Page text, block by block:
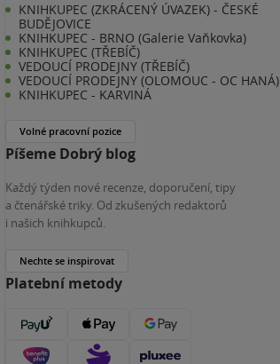
KNIHKUPEC (ZKRÁCENÝ ÚVAZEK) - ČESKÉ
BUDĚJOVICE
KNIHKUPEC - BRNO (Galerie Vaňkovka)
KNIHKUPEC (TŘEBÍČ)
VEDOUCÍ PRODEJNY (TŘEBÍČ)
VEDOUCÍ PRODEJNY (OLOMOUC - OC HANÁ)
KNIHKUPEC - KARVINÁ
Volné pracovní pozice
Píšeme Dobrý blog
Každý týden nové recenze, doporučení, tipy
a čtenářské triky. Od zkušených redaktorů
i našich knihkupců.
Nechte se inspirovat
Platební metody